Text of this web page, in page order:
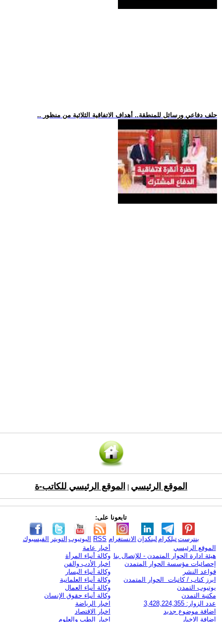
.. حلف دفاعي ورسائل للمنطقة.. أهداف الاتفاقية الثلاثية من منظور
الموقع الرئيسي الموقع الرئيسي للكاتب-ة
تابعونا على:
الفيسبوك التويتر اليوتيوب RSS الانستغرام لينكدإن تيلكرامبنترست
الموقع الرئيسي
هيئة ادارة الحوار المتمدن - للإتصال بنا
إحصائيات مؤسسة الحوار المتمدن
قواعد النشر
ابرز كتاب / كاتبات الحوار المتمدن
يوتيوب التمدن
مكتبة التمدن
عدد الزوار: 3,428,224,355
اضافة موضوع جديد
اضافة الاخبار
أخبار عامة
وكالة أنباء المرأة
اخبار الأدب والفن
وكالة أنباء اليسار
وكالة أنباء العلمانية
وكالة أنباء العمال
وكالة أنباء حقوق الإنسان
اخبار الرياضة
اخبار الاقتصاد
اخبار الطب والعلوم